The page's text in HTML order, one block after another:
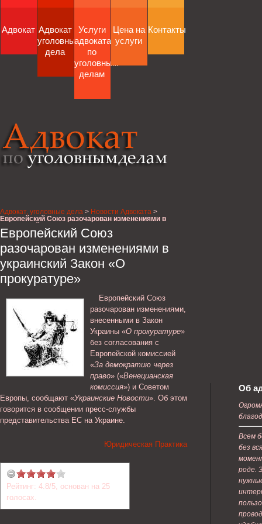
Адвокат Адвокат
уголовные
дела
Услуги
адвоката
по
уголовным
делам
Цена на
услуги
Контакты
Адвокат, уголовные дела > Новости Адвоката >
Европейский Союз разочарован изменениями в
украинский Закон «О прокуратуре»
Европейский Союз
разочарован изменениями в
украинский Закон «О
прокуратуре»
Европейский Союз
разочарован изменениями,
внесенными в Закон
Украины «О прокуратуре»
без согласования с
Европейской комиссией
«За демократию через
право» («Венецианская
комиссия») и Советом
Европы, сообщают «Украинские Новости». Об этом
говорится в сообщении пресс-службы
представительства ЕС на Украине.
Юридическая Практика
Рейтинг: 4.8/5, основан на 25
голосах.
Об
Всем
без
роде.